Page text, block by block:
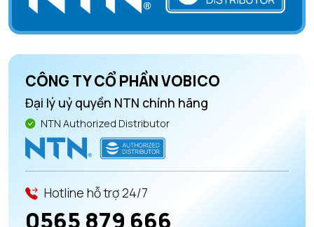
CÔNG TY CỔ PHẦN VOBICO
Đại lý uỷ quyền NTN chính hãng
NTN Authorized Distributor
Hotline hỗ trợ 24/7